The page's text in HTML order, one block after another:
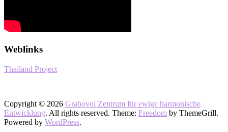
Weblinks
Thailand Project
Copyright © 2026 Grabovoi Zentrum für ewige harmonische
Entwicklung. All rights reserved. Theme: Freedom by ThemeGrill.
Powered by WordPress.